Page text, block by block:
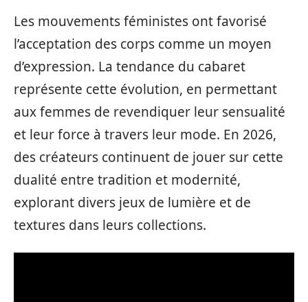
Les mouvements féministes ont favorisé
l’acceptation des corps comme un moyen
d’expression. La tendance du cabaret
représente cette évolution, en permettant
aux femmes de revendiquer leur sensualité
et leur force à travers leur mode. En 2026,
des créateurs continuent de jouer sur cette
dualité entre tradition et modernité,
explorant divers jeux de lumière et de
textures dans leurs collections.